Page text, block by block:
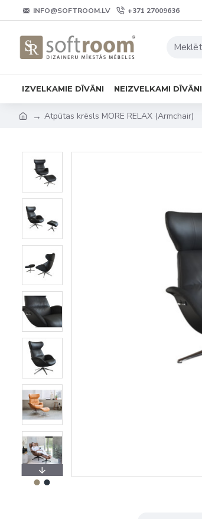
INFO@SOFTROOM.LV +371 27009636
IZVELKAMIE DĪVĀNI NEIZVELKAMI DĪVĀNI
Atpūtas krēsls MORE RELAX (Armchair)